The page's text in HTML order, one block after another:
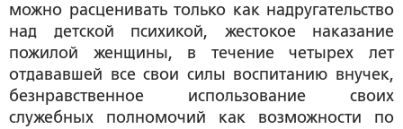
можно расценивать только как надругательство
над детской психикой, жестокое наказание
пожилой женщины, в течение четырех лет
отдававшей все свои силы воспитанию внучек,
безнравственное использование своих
служебных полномочий как возможности по